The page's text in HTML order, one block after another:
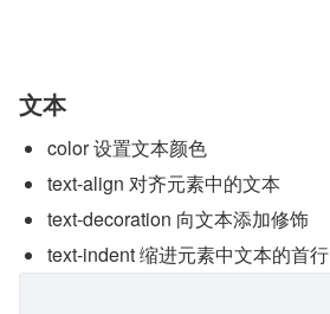
文本
color 设置文本颜色
text-align 对齐元素中的文本
text-decoration 向文本添加修饰
text-indent 缩进元素中文本的首行